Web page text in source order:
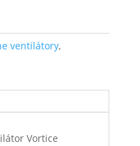
ventilátory,
Vortice